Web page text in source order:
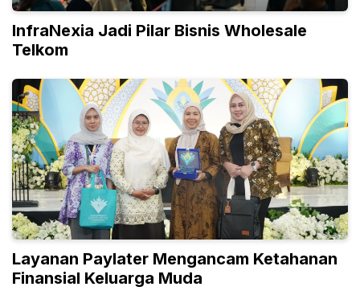
InfraNexia Jadi Pilar Bisnis Wholesale
Telkom
Layanan Paylater Mengancam Ketahanan
Finansial Keluarga Muda